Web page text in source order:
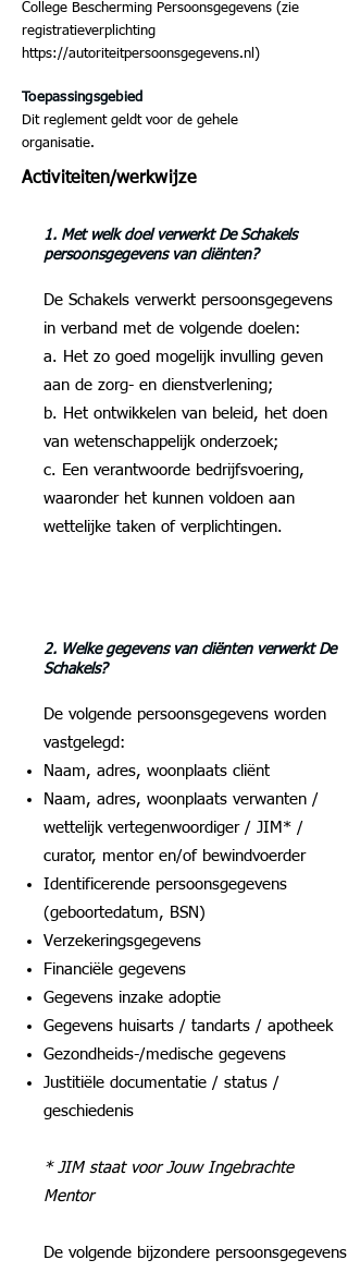
College Bescherming Persoonsgegevens (zie
registratieverplichting
https://autoriteitpersoonsgegevens.nl )
Toepassingsgebied
Dit reglement geldt voor de gehele
organisatie.
Activiteiten/werkwijze
1. Met welk doel verwerkt De Schakels
persoonsgegevens van cliënten?
De Schakels verwerkt persoonsgegevens
in verband met de volgende doelen:
a. Het zo goed mogelijk invulling geven
aan de zorg- en dienstverlening;
b. Het ontwikkelen van beleid, het doen
van wetenschappelijk onderzoek;
c. Een verantwoorde bedrijfsvoering,
waaronder het kunnen voldoen aan
wettelijke taken of verplichtingen.
2. Welke gegevens van cliënten verwerkt De
Schakels?
De volgende persoonsgegevens worden
vastgelegd:
Naam, adres, woonplaats cliënt
Naam, adres, woonplaats verwanten /
wettelijk vertegenwoordiger / JIM* /
curator, mentor en/of bewindvoerder
Identificerende persoonsgegevens
(geboortedatum, BSN)
Verzekeringsgegevens
Financiële gegevens
Gegevens inzake adoptie
Gegevens huisarts / tandarts / apotheek
Gezondheids-/medische gegevens
Justitiële documentatie / status /
geschiedenis
* JIM staat voor Jouw Ingebrachte
Mentor
De volgende bijzondere persoonsgegevens